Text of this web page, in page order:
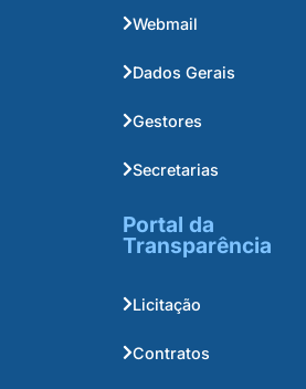
Webmail
Dados Gerais
Gestores
Secretarias
Portal da
Transparência
Licitação
Contratos